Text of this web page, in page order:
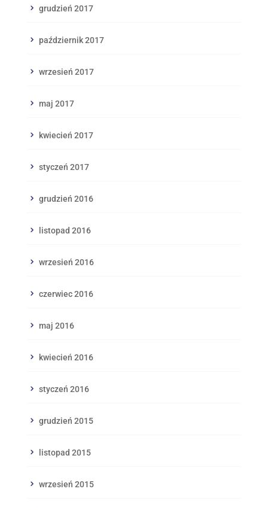
grudzień 2017
październik 2017
wrzesień 2017
maj 2017
kwiecień 2017
styczeń 2017
grudzień 2016
listopad 2016
wrzesień 2016
czerwiec 2016
maj 2016
kwiecień 2016
styczeń 2016
grudzień 2015
listopad 2015
wrzesień 2015